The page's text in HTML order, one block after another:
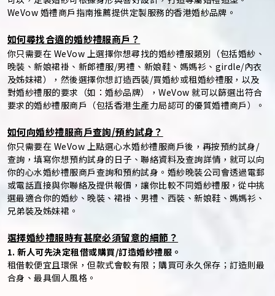
WeVow 婚禮商戶指南推薦提供定製服務的香港婚紗品牌。
如何尋找合適的婚紗禮服商戶？
你只需要在 WeVow 上選擇你想尋找的婚紗禮服類別（包括婚紗、
晚裝、新娘裙褂、新郎禮服/男禮、新娘鞋、媽媽衫、girdle/內衣
及姊妹裙），然後選擇你想訂造西裝/買婚紗或租婚紗禮服，以及
對婚紗禮服的要求（如：婚紗品牌），WeVow 就可以篩選出符合
要求的婚紗禮服商戶（包括香港生產力局認可的優質婚禮商戶）。
如何向婚紗禮服商戶查詢/預約試身？
你只需要在 WeVow 上點選心水婚紗禮服商戶後，再按預約試身/
查詢，填寫你想預約試身的日子、聯絡資料及查詢詳情，就可以向
你的心水婚紗禮服商戶查詢和預約試身。婚紗晚裝公司會透過電郵
或電話直接與你聯絡及提供報價，讓你比較不同婚紗禮服，從中挑
選最適合你的婚紗、晚裝、裙褂、男禮、西裝、新娘鞋、媽媽衫、
兄弟裝及姊妹裙。
選擇婚紗禮服時有甚麼必須留意的細節？
1. 新人可先決定租借或購買/訂造婚紗禮服。
租借較便宜且環保，但款式會較有限；購買可永久保存；訂造則最
合身、最具個人風格。